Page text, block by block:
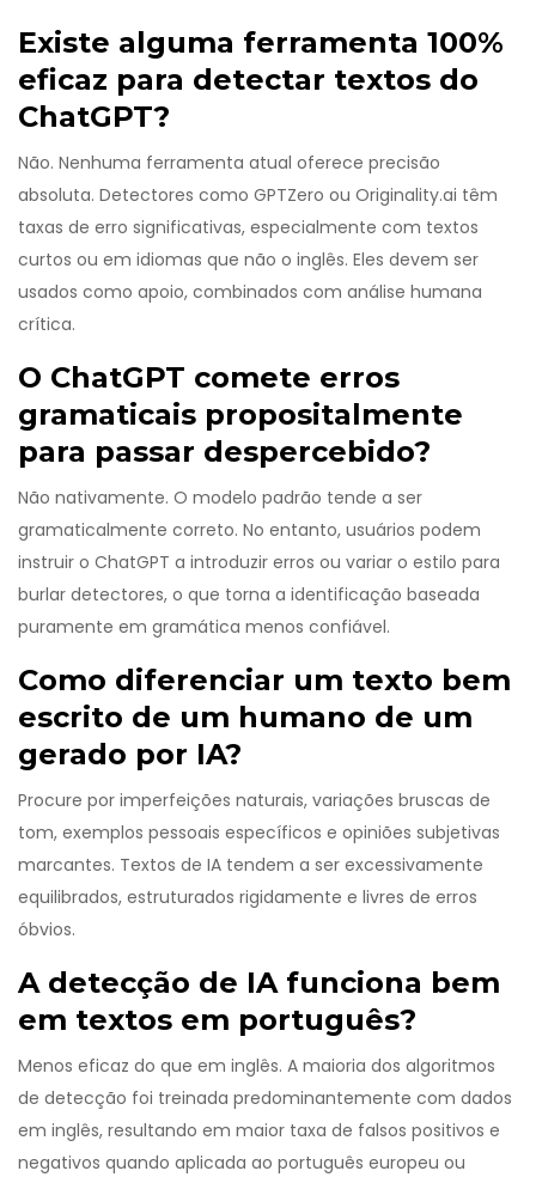
Existe alguma ferramenta 100%
eficaz para detectar textos do
ChatGPT?
Não. Nenhuma ferramenta atual oferece precisão
absoluta. Detectores como GPTZero ou Originality.ai têm
taxas de erro significativas, especialmente com textos
curtos ou em idiomas que não o inglês. Eles devem ser
usados como apoio, combinados com análise humana
crítica.
O ChatGPT comete erros
gramaticais propositalmente
para passar despercebido?
Não nativamente. O modelo padrão tende a ser
gramaticalmente correto. No entanto, usuários podem
instruir o ChatGPT a introduzir erros ou variar o estilo para
burlar detectores, o que torna a identificação baseada
puramente em gramática menos confiável.
Como diferenciar um texto bem
escrito de um humano de um
gerado por IA?
Procure por imperfeições naturais, variações bruscas de
tom, exemplos pessoais específicos e opiniões subjetivas
marcantes. Textos de IA tendem a ser excessivamente
equilibrados, estruturados rigidamente e livres de erros
óbvios.
A detecção de IA funciona bem
em textos em português?
Menos eficaz do que em inglês. A maioria dos algoritmos
de detecção foi treinada predominantemente com dados
em inglês, resultando em maior taxa de falsos positivos e
negativos quando aplicada ao português europeu ou